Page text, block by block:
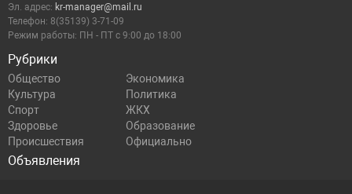
Рубрики
Общество
Экономика
Культура
Политика
Спорт
ЖКХ
Здоровье
Образование
Происшествия
Официально
Объявления
Эл. адрес: kr-manager@mail.ru
Телефон: 8(35139) 3-71-09
Режим работы: ПН - ПТ с 9:00 до 18:00